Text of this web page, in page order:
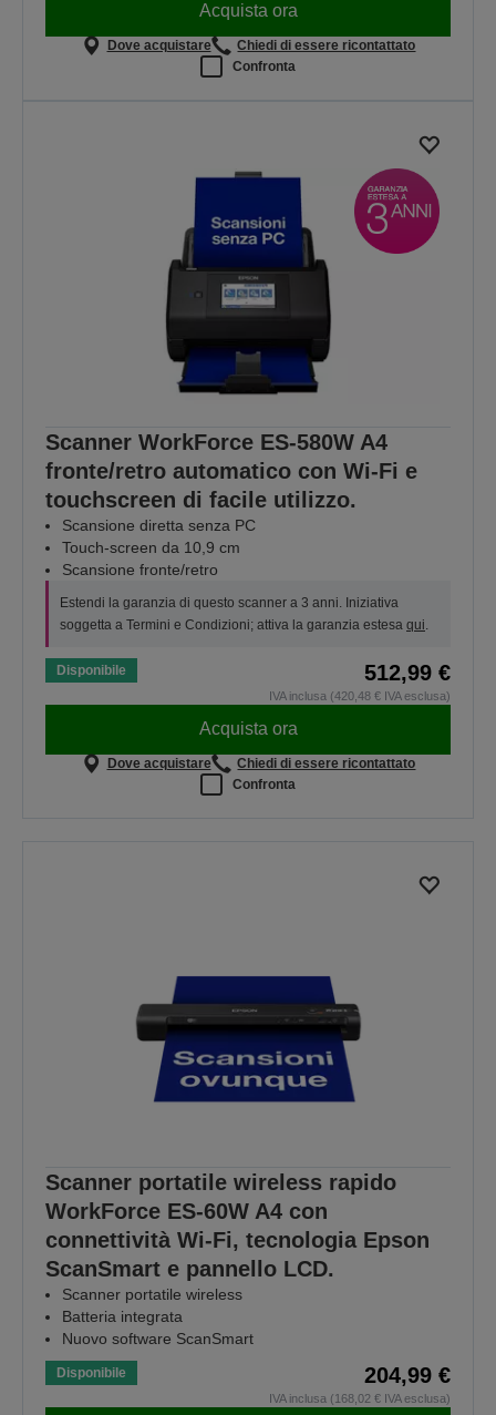
Acquista ora
Dove acquistare
Chiedi di essere ricontattato
Confronta
Scanner WorkForce ES-580W A4
fronte/retro automatico con Wi-Fi e
touchscreen di facile utilizzo.
Scansione diretta senza PC
Touch-screen da 10,9 cm
Scansione fronte/retro
Estendi la garanzia di questo scanner a 3 anni. Iniziativa
soggetta a Termini e Condizioni; attiva la garanzia estesa qui.
Disponibile 512,99 €
IVA inclusa (420,48 € IVA esclusa)
Acquista ora
Dove acquistare
Chiedi di essere ricontattato
Confronta
Scanner portatile wireless rapido
WorkForce ES-60W A4 con
connettività Wi-Fi, tecnologia Epson
ScanSmart e pannello LCD.
Scanner portatile wireless
Batteria integrata
Nuovo software ScanSmart
Disponibile 204,99 €
IVA inclusa (168,02 € IVA esclusa)